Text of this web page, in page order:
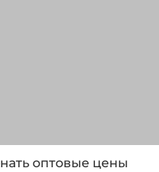
оптовые цены